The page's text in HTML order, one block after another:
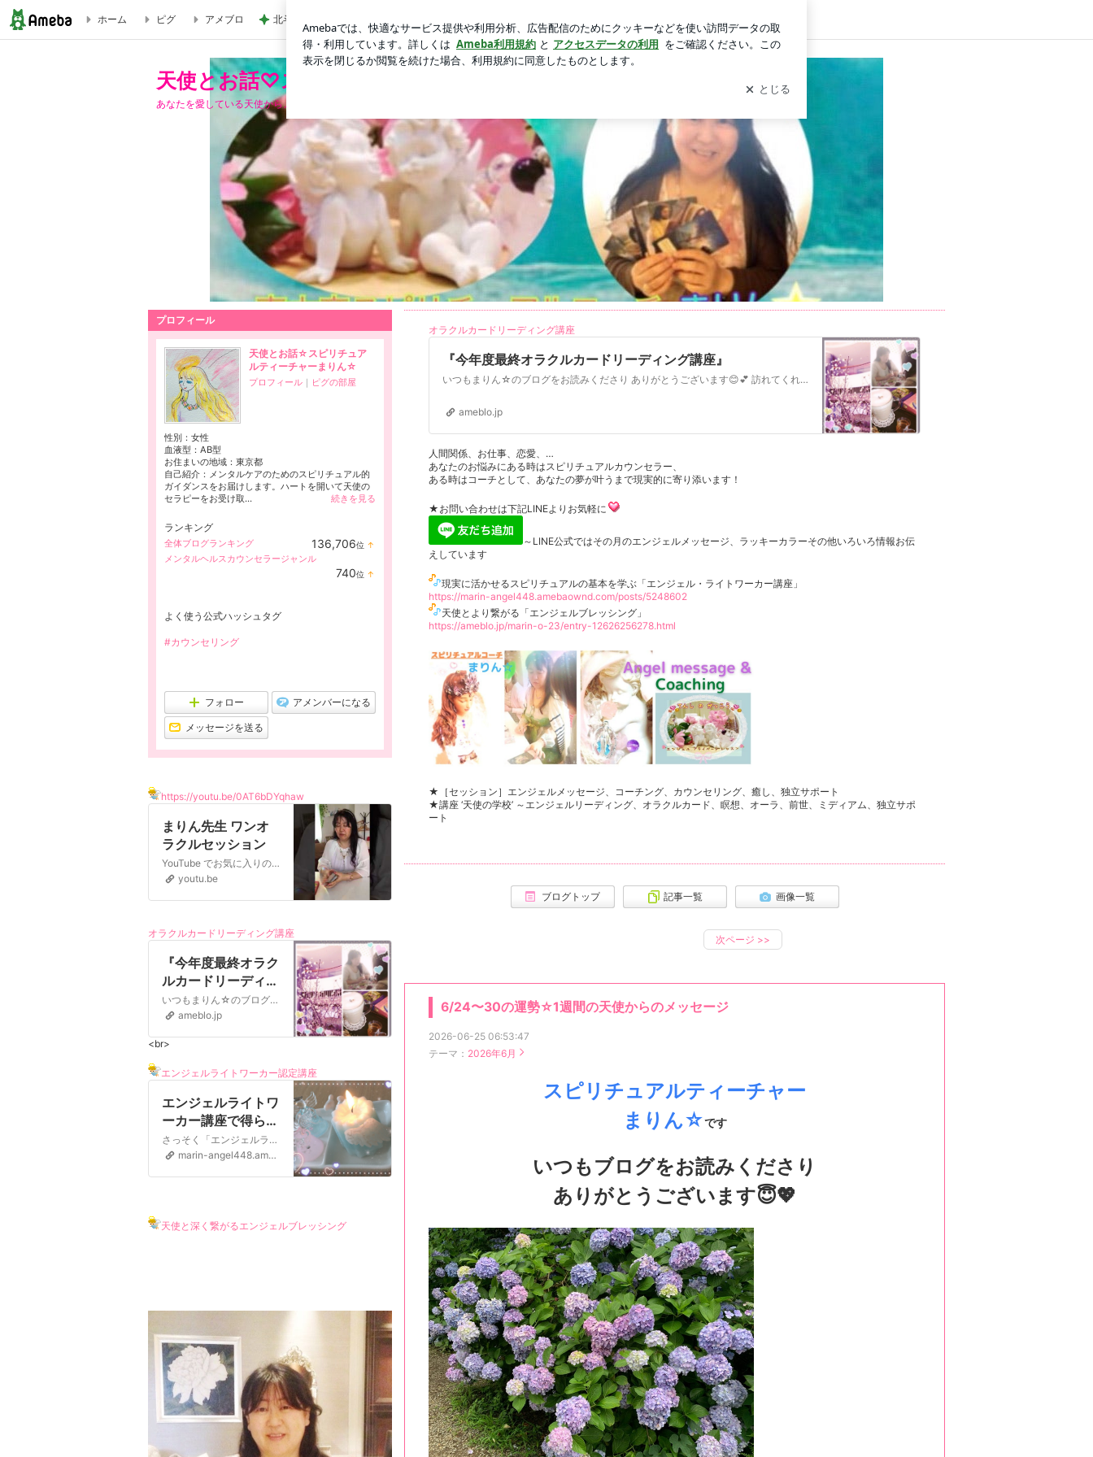
天使とお話♡スピリチュアルティーチャー&メッセンジャーまりん☆
ホーム ピグ アメブロ 北斗晶 3歳になる孫の成長への心境 ログイン
天使とお話♡スピリチュアルティーチャー&メッセンジャーまりん☆
あなたを愛している天使からメッセージをお届けします☆東大卒スピリチュアルティーチャーまりん☆のお話
オラクルカードリーディング講座
『今年度最終オラクルカードリーディング講座』
いつもまりん☆のブログをお読みくださり ありがとうございます😊💕 訪れてくれたあなたに、 天使の守護がありますように👼✨🕊🐣ツイッターで�…
ameblo.jp
人間関係、お仕事、恋愛、…
あなたのお悩みにある時はスピリチュアルカウンセラー、
ある時はコーチとして、あなたの夢が叶うまで現実的に寄り添います！
★お問い合わせは下記LINEよりお気軽に
～LINE公式ではその月のエンジェルメッセージ、ラッキーカラーその他いろいろ情報お伝
えしています
現実に活かせるスピリチュアルの基本を学ぶ「エンジェル・ライトワーカー講座」
https://marin-angel448.amebaownd.com/posts/5248602
天使とより繋がる「エンジェルブレッシング」
https://ameblo.jp/marin-o-23/entry-12626256278.html
★［セッション］エンジェルメッセージ、コーチング、カウンセリング、癒し、独立サポート
★講座 ‘天使の学校’ ～エンジェルリーディング、オラクルカード、瞑想、オーラ、前世、ミディアム、独立サポ
ート
ブログトップ 記事一覧 画像一覧
次ページ >>
6/24〜30の運勢☆1週間の天使からのメッセージ
2026-06-25 06:53:47
テーマ： 2026年6月
スピリチュアルティーチャー
まりん☆です
いつもブログをお読みくださり
ありがとうございます😇💖
プロフィール
天使とお話☆スピリチュア
ルティーチャーまりん☆
プロフィール ｜ ピグの部屋
性別： 女性
血液型： AB型
お住まいの地域： 東京都
自己紹介：メンタルケアのためのスピリチュアル的
ガイダンスをお届けします。ハートを開いて天使の
セラピーをお受け取...
続きを見る
ランキング
全体ブログランキング 136,706位 ↑
メンタルヘルスカウンセラージャンル
740位 ↑
よく使う公式ハッシュタグ
#カウンセリング
フォロー アメンバーになる
メッセージを送る
https://youtu.be/0AT6bDYqhaw
まりん先生 ワンオ
ラクルセッション
YouTube でお気に入りの動画や音楽を楽しみ、オリジナルのコンテンツをアップロードして友だちや家族、世界中の人たちと共有しましょう。
youtu.be
オラクルカードリーディング講座
『今年度最終オラク
ルカードリーディン
グ講座』
いつもまりん☆のブログをお読みくださり ありがとうございます 訪れてくれたあなたに、 天使の守護がありますように✨ツイッターで�…
ameblo.jp
<br>
エンジェルライトワーカー認定講座
エンジェルライトワ
ーカー講座で得られ
るもの
さっそく「エンジェルライトワーカー認定講座」についてお問い合わせいただいておりますお会いしてお話すると大事な中身のところが伝わるのですが、簡単に中身ではなく、外の部分でいえば「受講すると何を手に入れる
marin-angel448.amebaownd.com
天使と深く繋がるエンジェルブレッシング